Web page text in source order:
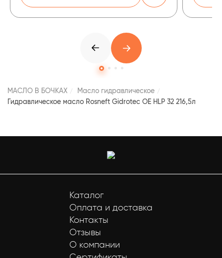
МАСЛО В БОЧКАХ
Масло гидравлическое
Гидравлическое масло Rosneft Gidrotec OE HLP 32 216,5л
Каталог
Оплата и доставка
Контакты
Отзывы
О компании